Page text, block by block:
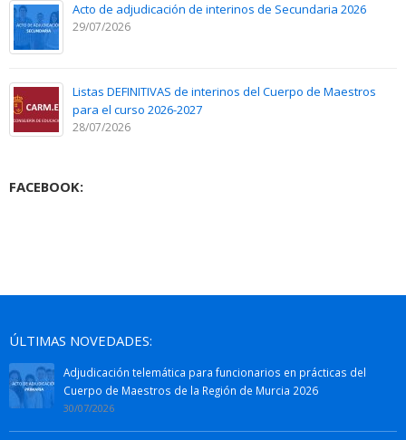
Acto de adjudicación de interinos de Secundaria 2026
29/07/2026
Listas DEFINITIVAS de interinos del Cuerpo de Maestros
para el curso 2026-2027
28/07/2026
FACEBOOK:
ÚLTIMAS NOVEDADES:
Adjudicación telemática para funcionarios en prácticas del
Cuerpo de Maestros de la Región de Murcia 2026
30/07/2026